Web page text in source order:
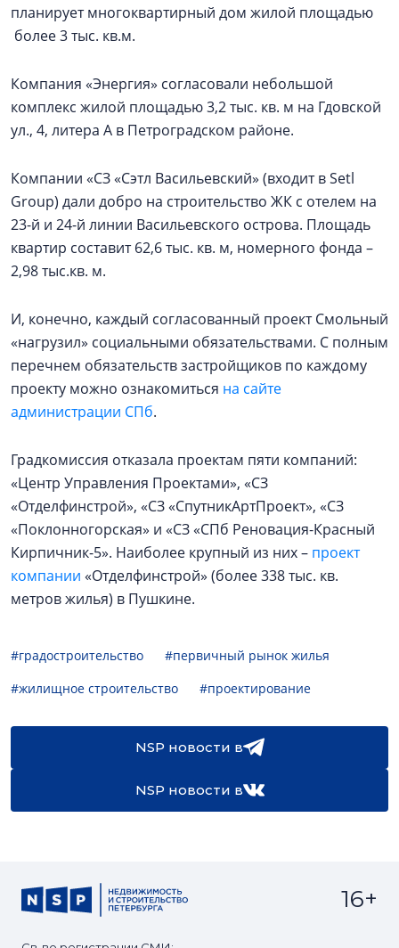
планирует многоквартирный дом жилой площадью
более 3 тыс. кв.м.
Компания «Энергия» согласовали небольшой
комплекс жилой площадью 3,2 тыс. кв. м на Гдовской
ул., 4, литера А в Петроградском районе.
Компании «СЗ «Сэтл Васильевский» (входит в Setl
Group) дали добро на строительство ЖК с отелем на
23-й и 24-й линии Васильевского острова. Площадь
квартир составит 62,6 тыс. кв. м, номерного фонда –
2,98 тыс.кв. м.
И, конечно, каждый согласованный проект Смольный
«нагрузил» социальными обязательствами. С полным
перечнем обязательств застройщиков по каждому
проекту можно ознакомиться на сайте
администрации СПб.
Градкомиссия отказала проектам пяти компаний:
«Центр Управления Проектами», «СЗ
«Отделфинстрой», «СЗ «СпутникАртПроект», «СЗ
«Поклонногорская» и «СЗ «СПб Реновация-Красный
Кирпичник-5». Наиболее крупный из них – проект
компании «Отделфинстрой» (более 338 тыс. кв.
метров жилья) в Пушкине.
#градостроительство
#первичный рынок жилья
#жилищное строительство
#проектирование
NSP новости в
NSP новости в
16+